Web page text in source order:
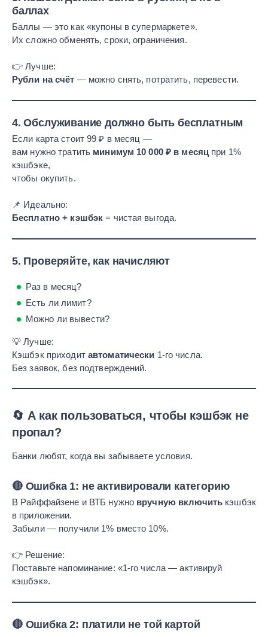
баллах
Баллы — это как «купоны в супермаркете».
Их сложно обменять, сроки, ограничения.
👉 Лучше:
Рубли на счёт — можно снять, потратить, перевести.
4.Обслуживание должно быть бесплатным
Если карта стоит 99 ₽ в месяц —
вам нужно тратить минимум 10 000 ₽ в месяц при 1%
кэшбэке,
чтобы окупить.
📌 Идеально:
Бесплатно + кэшбэк = чистая выгода.
5. Проверяйте, как начисляют
Раз в месяц?
Есть ли лимит?
Можно ли вывести?
💡 Лучше:
Кэшбэк приходит автоматически 1-го числа.
Без заявок, без подтверждений.
🔄 А как пользоваться, чтобы кэшбэк не
пропал?
Банки любят, когда вы забываете условия.
🔴 Ошибка 1: не активировали категорию
В Райффайзене и ВТБ нужно вручную включить кэшбэк
в приложении.
Забыли — получили 1% вместо 10%.
👉 Решение:
Поставьте напоминание: «1-го числа — активируй
кэшбэк».
🔴 Ошибка 2: платили не той картой